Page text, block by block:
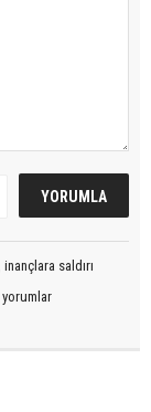
saldırı
yorumlar